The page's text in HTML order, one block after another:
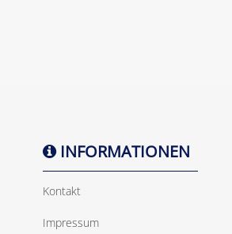
INFORMATIONEN
Kontakt
Impressum